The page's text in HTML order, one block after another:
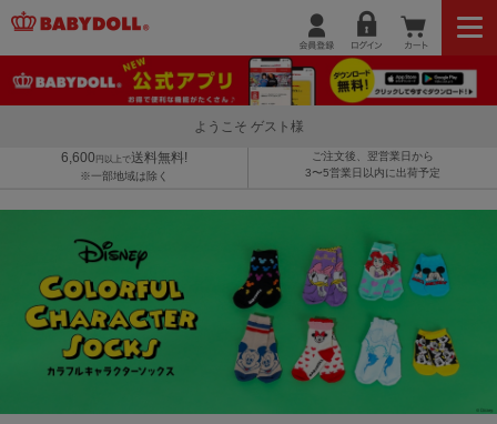
ようこそ ゲスト様
6,600 円以上で送料無料!
※一部地域は除く
ご注文後、翌営業日から
3〜5営業日以内に出荷予定